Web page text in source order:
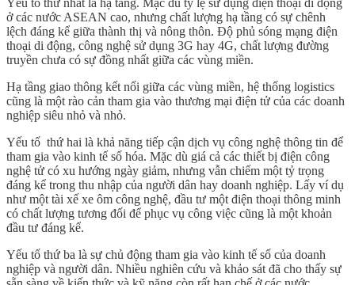
ở các nước ASEAN cao, nhưng chất lượng hạ tầng có sự chênh
lệch đáng kể giữa thành thị và nông thôn. Độ phủ sóng mạng điện
thoại di động, công nghệ sử dụng 3G hay 4G, chất lượng đường
truyền chưa có sự đồng nhất giữa các vùng miền.
Hạ tầng giao thông kết nối giữa các vùng miền, hệ thống logistics
cũng là một rào cản tham gia vào thương mại điện tử của các doanh
nghiệp siêu nhỏ và nhỏ.
Yếu tố thứ hai là khả năng tiếp cận dịch vụ công nghệ thông tin để
tham gia vào kinh tế số hóa. Mặc dù giá cả các thiết bị điện công
nghệ tử có xu hướng ngày giảm, nhưng vẫn chiếm một tỷ trọng
đáng kể trong thu nhập của người dân hay doanh nghiệp. Lấy ví dụ
như một tài xế xe ôm công nghệ, đầu tư một điện thoại thông minh
có chất lượng tương đối để phục vụ công việc cũng là một khoản
đầu tư đáng kể.
Yếu tố thứ ba là sự chủ động tham gia vào kinh tế số của doanh
nghiệp và người dân. Nhiều nghiên cứu và khảo sát đã cho thấy sự